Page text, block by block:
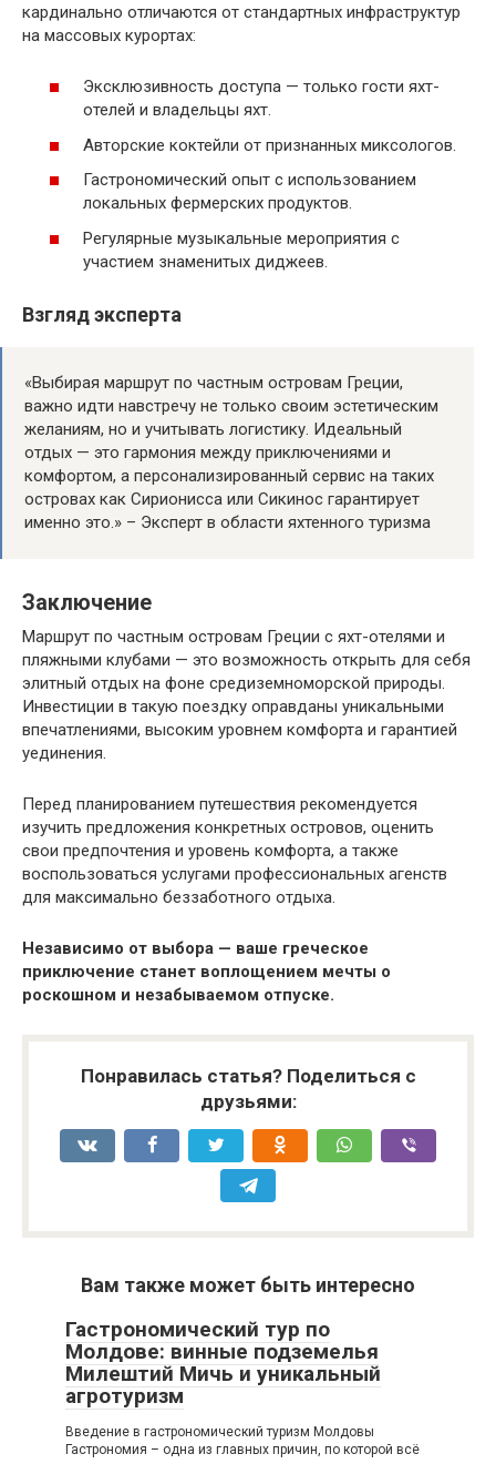
кардинально отличаются от стандартных инфраструктур
на массовых курортах:
Эксклюзивность доступа — только гости яхт-
отелей и владельцы яхт.
Авторские коктейли от признанных миксологов.
Гастрономический опыт с использованием
локальных фермерских продуктов.
Регулярные музыкальные мероприятия с
участием знаменитых диджеев.
Взгляд эксперта
«Выбирая маршрут по частным островам Греции,
важно идти навстречу не только своим эстетическим
желаниям, но и учитывать логистику. Идеальный
отдых — это гармония между приключениями и
комфортом, а персонализированный сервис на таких
островах как Сирионисса или Сикинос гарантирует
именно это.» – Эксперт в области яхтенного туризма
Заключение
Маршрут по частным островам Греции с яхт-отелями и
пляжными клубами — это возможность открыть для себя
элитный отдых на фоне средиземноморской природы.
Инвестиции в такую поездку оправданы уникальными
впечатлениями, высоким уровнем комфорта и гарантией
уединения.
Перед планированием путешествия рекомендуется
изучить предложения конкретных островов, оценить
свои предпочтения и уровень комфорта, а также
воспользоваться услугами профессиональных агенств
для максимально беззаботного отдыха.
Независимо от выбора — ваше греческое
приключение станет воплощением мечты о
роскошном и незабываемом отпуске.
Понравилась статья? Поделиться с
друзьями:
Вам также может быть интересно
Гастрономический тур по
Молдове: винные подземелья
Милештий Мичь и уникальный
агротуризм
Введение в гастрономический туризм Молдовы
Гастрономия – одна из главных причин, по которой всё